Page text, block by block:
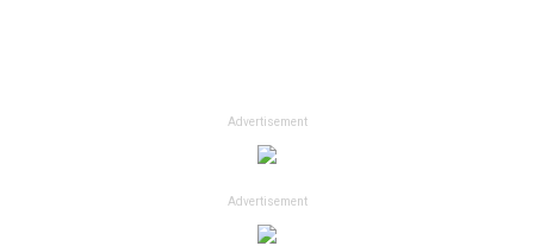
Advertisement
Advertisement